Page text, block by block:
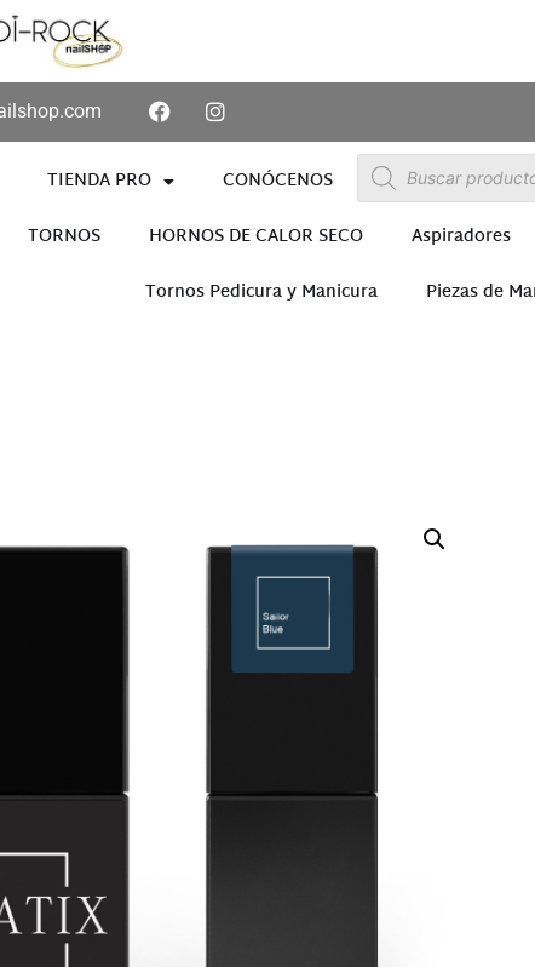
TIENDA PRO CONÓCENOS
TORNOS HORNOS DE CALOR SECO Aspiradores
Tornos Pedicura y Manicura
Piezas de